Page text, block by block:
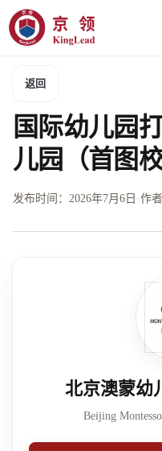
返回
国际幼儿园
儿园（首图校
发布时间： 2026年7月6日 ·作
北京澳蒙幼
Beijing